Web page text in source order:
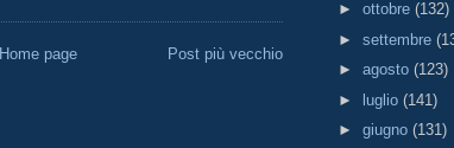
Post più vecchio
Home page
► ottobre (132)
► settembre
► agosto (123)
►
luglio (141)
► giugno (131)